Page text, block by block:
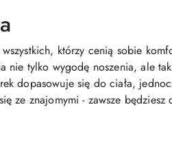
którzy cenią sobie
nie tylko wygodę noszenia, ale
dopasowuje się do ciała,
ze znajomymi - zawsze